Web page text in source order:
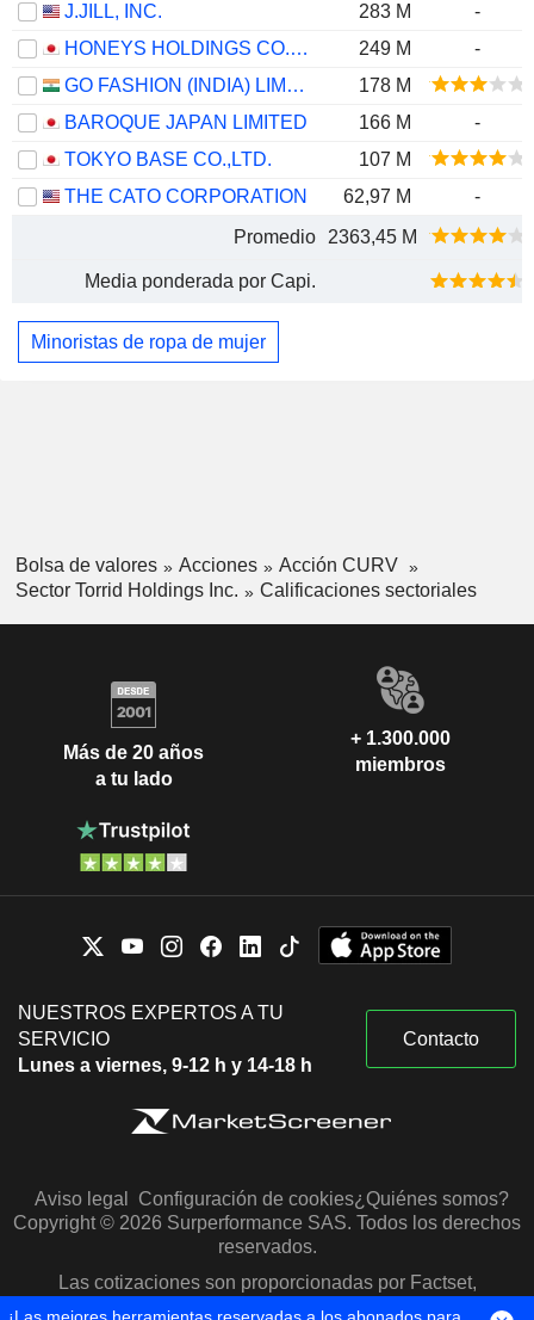
J.JILL, INC.
283 M
-
HONEYS HOLDINGS CO., LTD.
249 M
-
GO FASHION (INDIA) LIMITED
178 M
BAROQUE JAPAN LIMITED
166 M
-
TOKYO BASE CO.,LTD.
107 M
THE CATO CORPORATION
62,97 M
-
Promedio
2363,45 M
Media ponderada por Capi.
Minoristas de ropa de mujer
Bolsa de valores Acciones
Acción CURV
Sector Torrid Holdings Inc.
Calificaciones sectoriales
Más de 20 años
a tu lado
+ 1.300.000
miembros
NUESTROS EXPERTOS A TU
SERVICIO
Lunes a viernes, 9-12 h y 14-18 h
Contacto
Aviso legal Configuración de cookies¿Quiénes somos?
Copyright © 2026 Surperformance SAS. Todos los derechos
reservados.
Las cotizaciones son proporcionadas por Factset,
Morningstar y S&P Capital IQ